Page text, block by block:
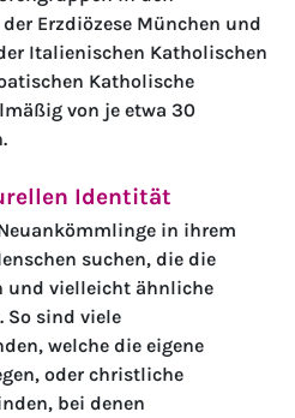
Erzdiözese München und
Italienischen Katholischen
Katholische
von je etwa 30
Identität
in ihrem
suchen, die die
und vielleicht ähnliche
So sind viele
welche die eigene
oder christliche
bei denen